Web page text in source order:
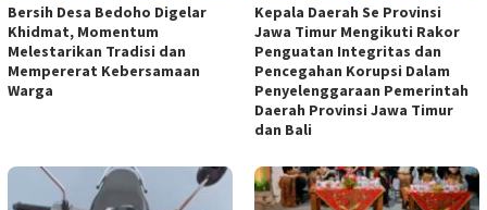
Bersih Desa Bedoho Digelar
Khidmat, Momentum
Melestarikan Tradisi dan
Mempererat Kebersamaan
Warga
Kepala Daerah Se Provinsi
Jawa Timur Mengikuti Rakor
Penguatan Integritas dan
Pencegahan Korupsi Dalam
Penyelenggaraan Pemerintah
Daerah Provinsi Jawa Timur
dan Bali